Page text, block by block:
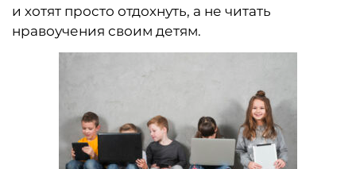
и хотят просто отдохнуть, а не читать
нравоучения своим детям.